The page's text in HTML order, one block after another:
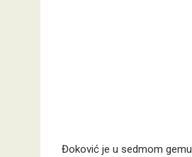
Đoković je u sedmom